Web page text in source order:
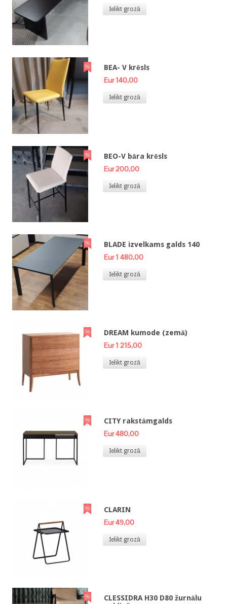
Ielikt grozā
BEA- V krēsls
Eur 140,00
Ielikt grozā
BEO-V bāra krēsls
Eur 200,00
Ielikt grozā
BLADE izvelkams galds 140
Eur 1 480,00
Ielikt grozā
DREAM kumode (zemā)
Eur 1 215,00
Ielikt grozā
CITY rakstāmgalds
Eur 480,00
Ielikt grozā
CLARIN
Eur 49,00
Ielikt grozā
CLESSIDRA H30 D80 žurnālu